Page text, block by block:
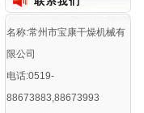
名称:常州市宝康干燥机械有
限公司
电话:0519-
88673883,88673993